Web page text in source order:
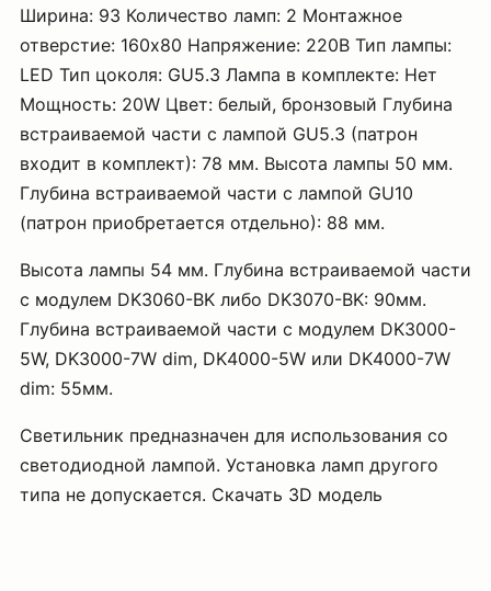
Ширина: 93 Количество ламп: 2 Монтажное
отверстие: 160х80 Напряжение: 220В Тип лампы:
LED Тип цоколя: GU5.3 Лампа в комплекте: Нет
Мощность: 20W Цвет: белый, бронзовый Глубина
встраиваемой части с лампой GU5.3 (патрон
входит в комплект): 78 мм. Высота лампы 50 мм.
Глубина встраиваемой части с лампой GU10
(патрон приобретается отдельно): 88 мм.
Высота лампы 54 мм. Глубина встраиваемой части
с модулем DK3060-BK либо DK3070-BK: 90мм.
Глубина встраиваемой части с модулем DK3000-
5W, DK3000-7W dim, DK4000-5W или DK4000-7W
dim: 55мм.
Светильник предназначен для использования со
светодиодной лампой. Установка ламп другого
типа не допускается. Скачать 3D модель